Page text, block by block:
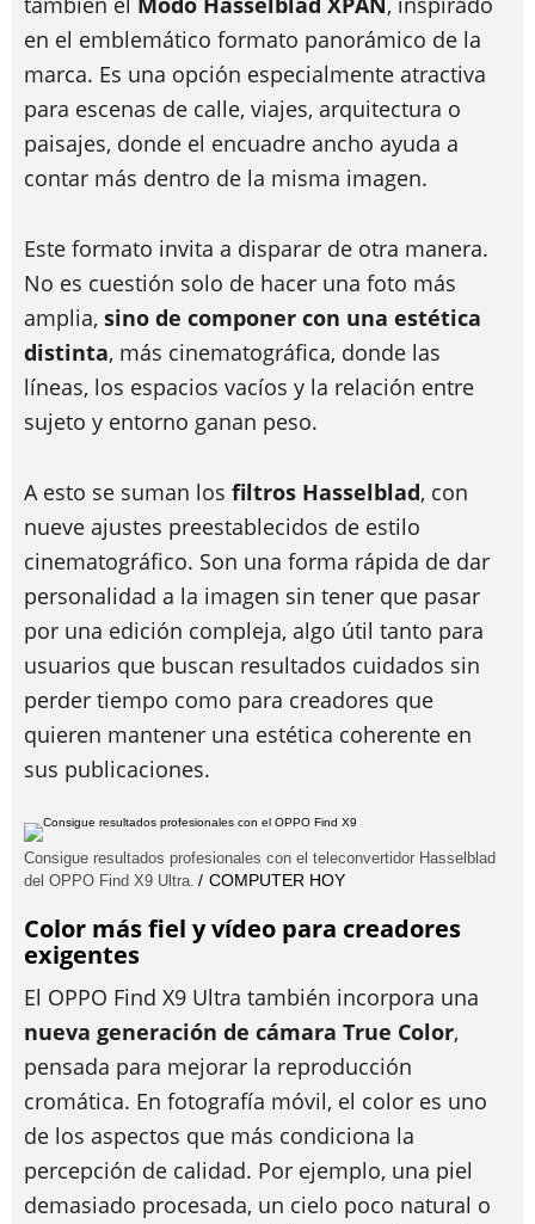
en el emblemático formato panorámico de la
marca. Es una opción especialmente atractiva
para escenas de calle, viajes, arquitectura o
paisajes, donde el encuadre ancho ayuda a
contar más dentro de la misma imagen.
Este formato invita a disparar de otra manera.
No es cuestión solo de hacer una foto más
amplia, sino de componer con una estética
distinta, más cinematográfica, donde las
líneas, los espacios vacíos y la relación entre
sujeto y entorno ganan peso.
A esto se suman los filtros Hasselblad, con
nueve ajustes preestablecidos de estilo
cinematográfico. Son una forma rápida de dar
personalidad a la imagen sin tener que pasar
por una edición compleja, algo útil tanto para
usuarios que buscan resultados cuidados sin
perder tiempo como para creadores que
quieren mantener una estética coherente en
sus publicaciones.
Consigue resultados profesionales con el teleconvertidor Hasselblad
del OPPO Find X9 Ultra.
COMPUTER HOY
Color más fiel y vídeo para creadores
exigentes
El OPPO Find X9 Ultra también incorpora una
nueva generación de cámara True Color,
pensada para mejorar la reproducción
cromática. En fotografía móvil, el color es uno
de los aspectos que más condiciona la
percepción de calidad. Por ejemplo, una piel
demasiado procesada, un cielo poco natural o